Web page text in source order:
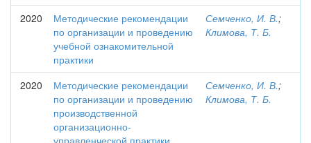
2020
Методические рекомендации
по организации и проведению
учебной ознакомительной
практики
Семченко, И. В.;
Климова, Т. Б.
2020
Методические рекомендации
по организации и проведению
производственной
организационно-
управленческой практики
Семченко, И. В.;
Климова, Т. Б.